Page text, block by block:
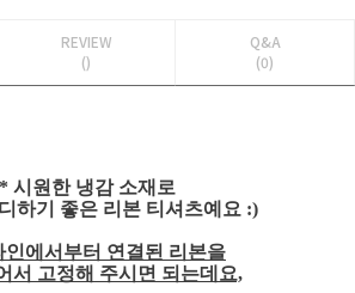
REVIEW
()
Q&A
(0)
* 시원한 냉감 소재로
하기 좋은 리본 티셔츠예요 :)
인에서부터 연결된 리본을
서 고정해 주시면 되는데요,